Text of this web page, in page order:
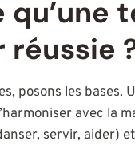
qu’une
réussie
posons les bases.
avec la
servir, aider)